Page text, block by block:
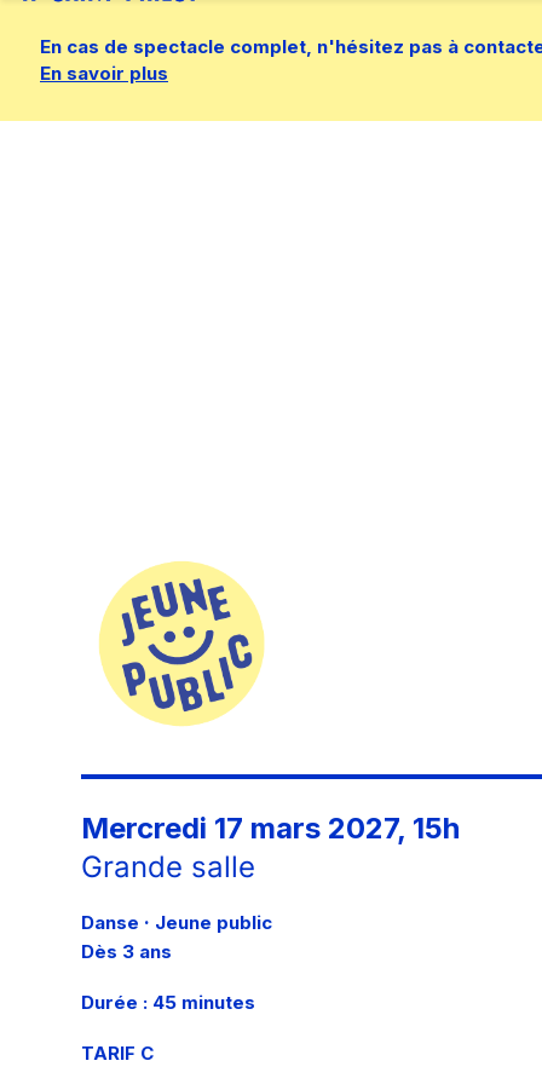
En cas de spectacle complet, n'hésitez pas à
En savoir plus
Mercredi 17 mars 2027, 15h
Grande salle
Danse · Jeune public
Dès 3 ans
Durée : 45 minutes
TARIF C